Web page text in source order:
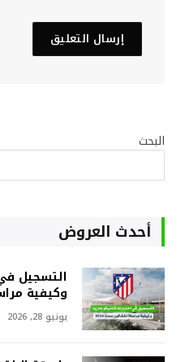
البحث
أحدث العروض
التسجيل في
وكيفية
يونيو 28, 2026